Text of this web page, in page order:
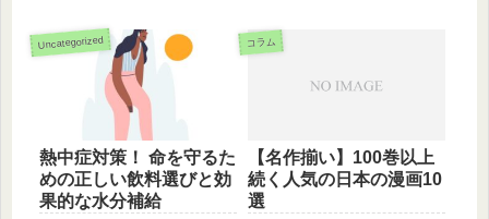
Uncategorized
熱中症対策！ 命を守るた
めの正しい飲料選びと効
果的な水分補給
コラム
【名作揃い】100巻以上
続く人気の日本の漫画10
選